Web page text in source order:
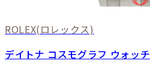
ROLEX(ロレックス)
デイトナ コスモグラフ ウォッチ